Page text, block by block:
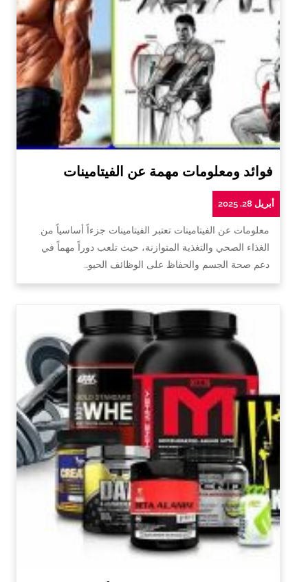
فوائد ومعلومات مهمة عن الفيتامينات
أبريل 28, 2025
معلومات عن الفيتامينات تعتبر الفيتامينات جزءاً أساسياً من
الغذاء الصحي والتغذية المتوازنة، حيث تلعب دوراً مهماً في
دعم صحة الجسم والحفاظ على الوظائف الحيو…